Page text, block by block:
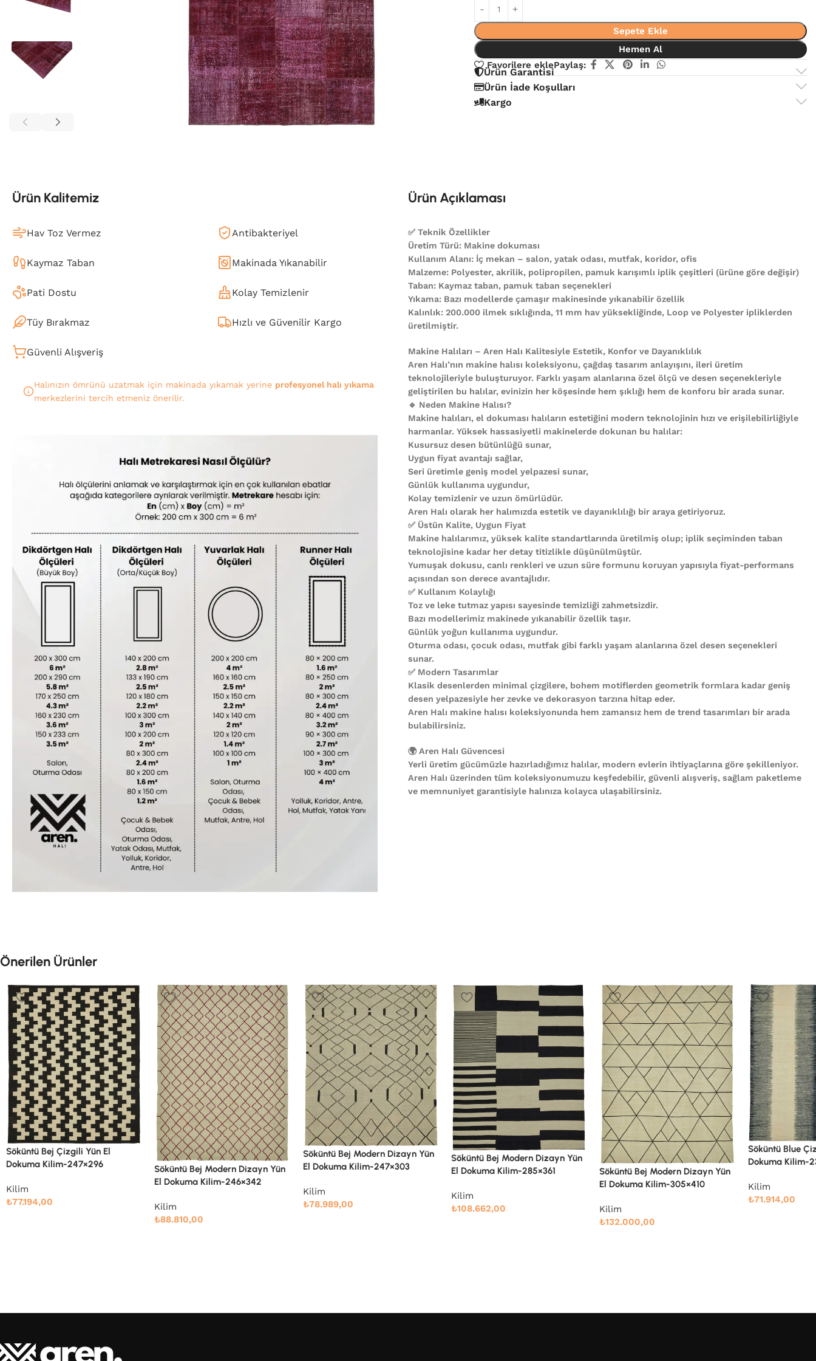
Sepete Ekle
Hemen Al
Favorilere eklePaylaş:
Ürün Garantisi
Ürün İade Koşulları
Kargo
Ürün Kalitemiz
Hav Toz Vermez Antibakteriyel
Kaymaz Taban Makinada Yıkanabilir
Pati Dostu Kolay Temizlenir
Tüy Bırakmaz Hızlı ve Güvenilir Kargo
Güvenli Alışveriş
Halınızın ömrünü uzatmak için makinada yıkamak yerine profesyonel halı yıkama
merkezlerini tercih etmeniz önerilir.
Ürün Açıklaması
✅ Teknik Özellikler
Üretim Türü: Makine dokuması
Kullanım Alanı: İç mekan – salon, yatak odası, mutfak, koridor, ofis
Malzeme: Polyester, akrilik, polipropilen, pamuk karışımlı iplik çeşitleri (ürüne göre değişir)
Taban: Kaymaz taban, pamuk taban seçenekleri
Yıkama: Bazı modellerde çamaşır makinesinde yıkanabilir özellik
Kalınlık: 200.000 ilmek sıklığında, 11 mm hav yüksekliğinde, Loop ve Polyester ipliklerden
üretilmiştir.
Makine Halıları – Aren Halı Kalitesiyle Estetik, Konfor ve Dayanıklılık
Aren Halı’nın makine halısı koleksiyonu, çağdaş tasarım anlayışını, ileri üretim
teknolojileriyle buluşturuyor. Farklı yaşam alanlarına özel ölçü ve desen seçenekleriyle
geliştirilen bu halılar, evinizin her köşesinde hem şıklığı hem de konforu bir arada sunar.
🔹 Neden Makine Halısı?
Makine halıları, el dokuması halıların estetiğini modern teknolojinin hızı ve erişilebilirliğiyle
harmanlar. Yüksek hassasiyetli makinelerde dokunan bu halılar:
Kusursuz desen bütünlüğü sunar,
Uygun fiyat avantajı sağlar,
Seri üretimle geniş model yelpazesi sunar,
Günlük kullanıma uygundur,
Kolay temizlenir ve uzun ömürlüdür.
Aren Halı olarak her halımızda estetik ve dayanıklılığı bir araya getiriyoruz.
✅ Üstün Kalite, Uygun Fiyat
Makine halılarımız, yüksek kalite standartlarında üretilmiş olup; iplik seçiminden taban
teknolojisine kadar her detay titizlikle düşünülmüştür.
Yumuşak dokusu, canlı renkleri ve uzun süre formunu koruyan yapısıyla fiyat-performans
açısından son derece avantajlıdır.
✅ Kullanım Kolaylığı
Toz ve leke tutmaz yapısı sayesinde temizliği zahmetsizdir.
Bazı modellerimiz makinede yıkanabilir özellik taşır.
Günlük yoğun kullanıma uygundur.
Oturma odası, çocuk odası, mutfak gibi farklı yaşam alanlarına özel desen seçenekleri
sunar.
✅ Modern Tasarımlar
Klasik desenlerden minimal çizgilere, bohem motiflerden geometrik formlara kadar geniş
desen yelpazesiyle her zevke ve dekorasyon tarzına hitap eder.
Aren Halı makine halısı koleksiyonunda hem zamansız hem de trend tasarımları bir arada
bulabilirsiniz.
🌍 Aren Halı Güvencesi
Yerli üretim gücümüzle hazırladığımız halılar, modern evlerin ihtiyaçlarına göre şekilleniyor.
Aren Halı üzerinden tüm koleksiyonumuzu keşfedebilir, güvenli alışveriş, sağlam paketleme
ve memnuniyet garantisiyle halınıza kolayca ulaşabilirsiniz.
Önerilen Ürünler
Söküntü Bej Modern Dizayn Yün
Kilim
Söküntü Bej Modern Dizayn Yün
El Dokuma Kilim-247×303
₺78.989,00
Söküntü Bej Modern Dizayn Yün
El Dokuma Kilim-285×361
Kilim
₺108.662,00
Söküntü Bej Modern Dizayn Yün
Kilim
Söküntü Blue Çizgili Yün El
Dokuma Kilim-238×286
Kilim
Söküntü
El Dokuma
Kilim